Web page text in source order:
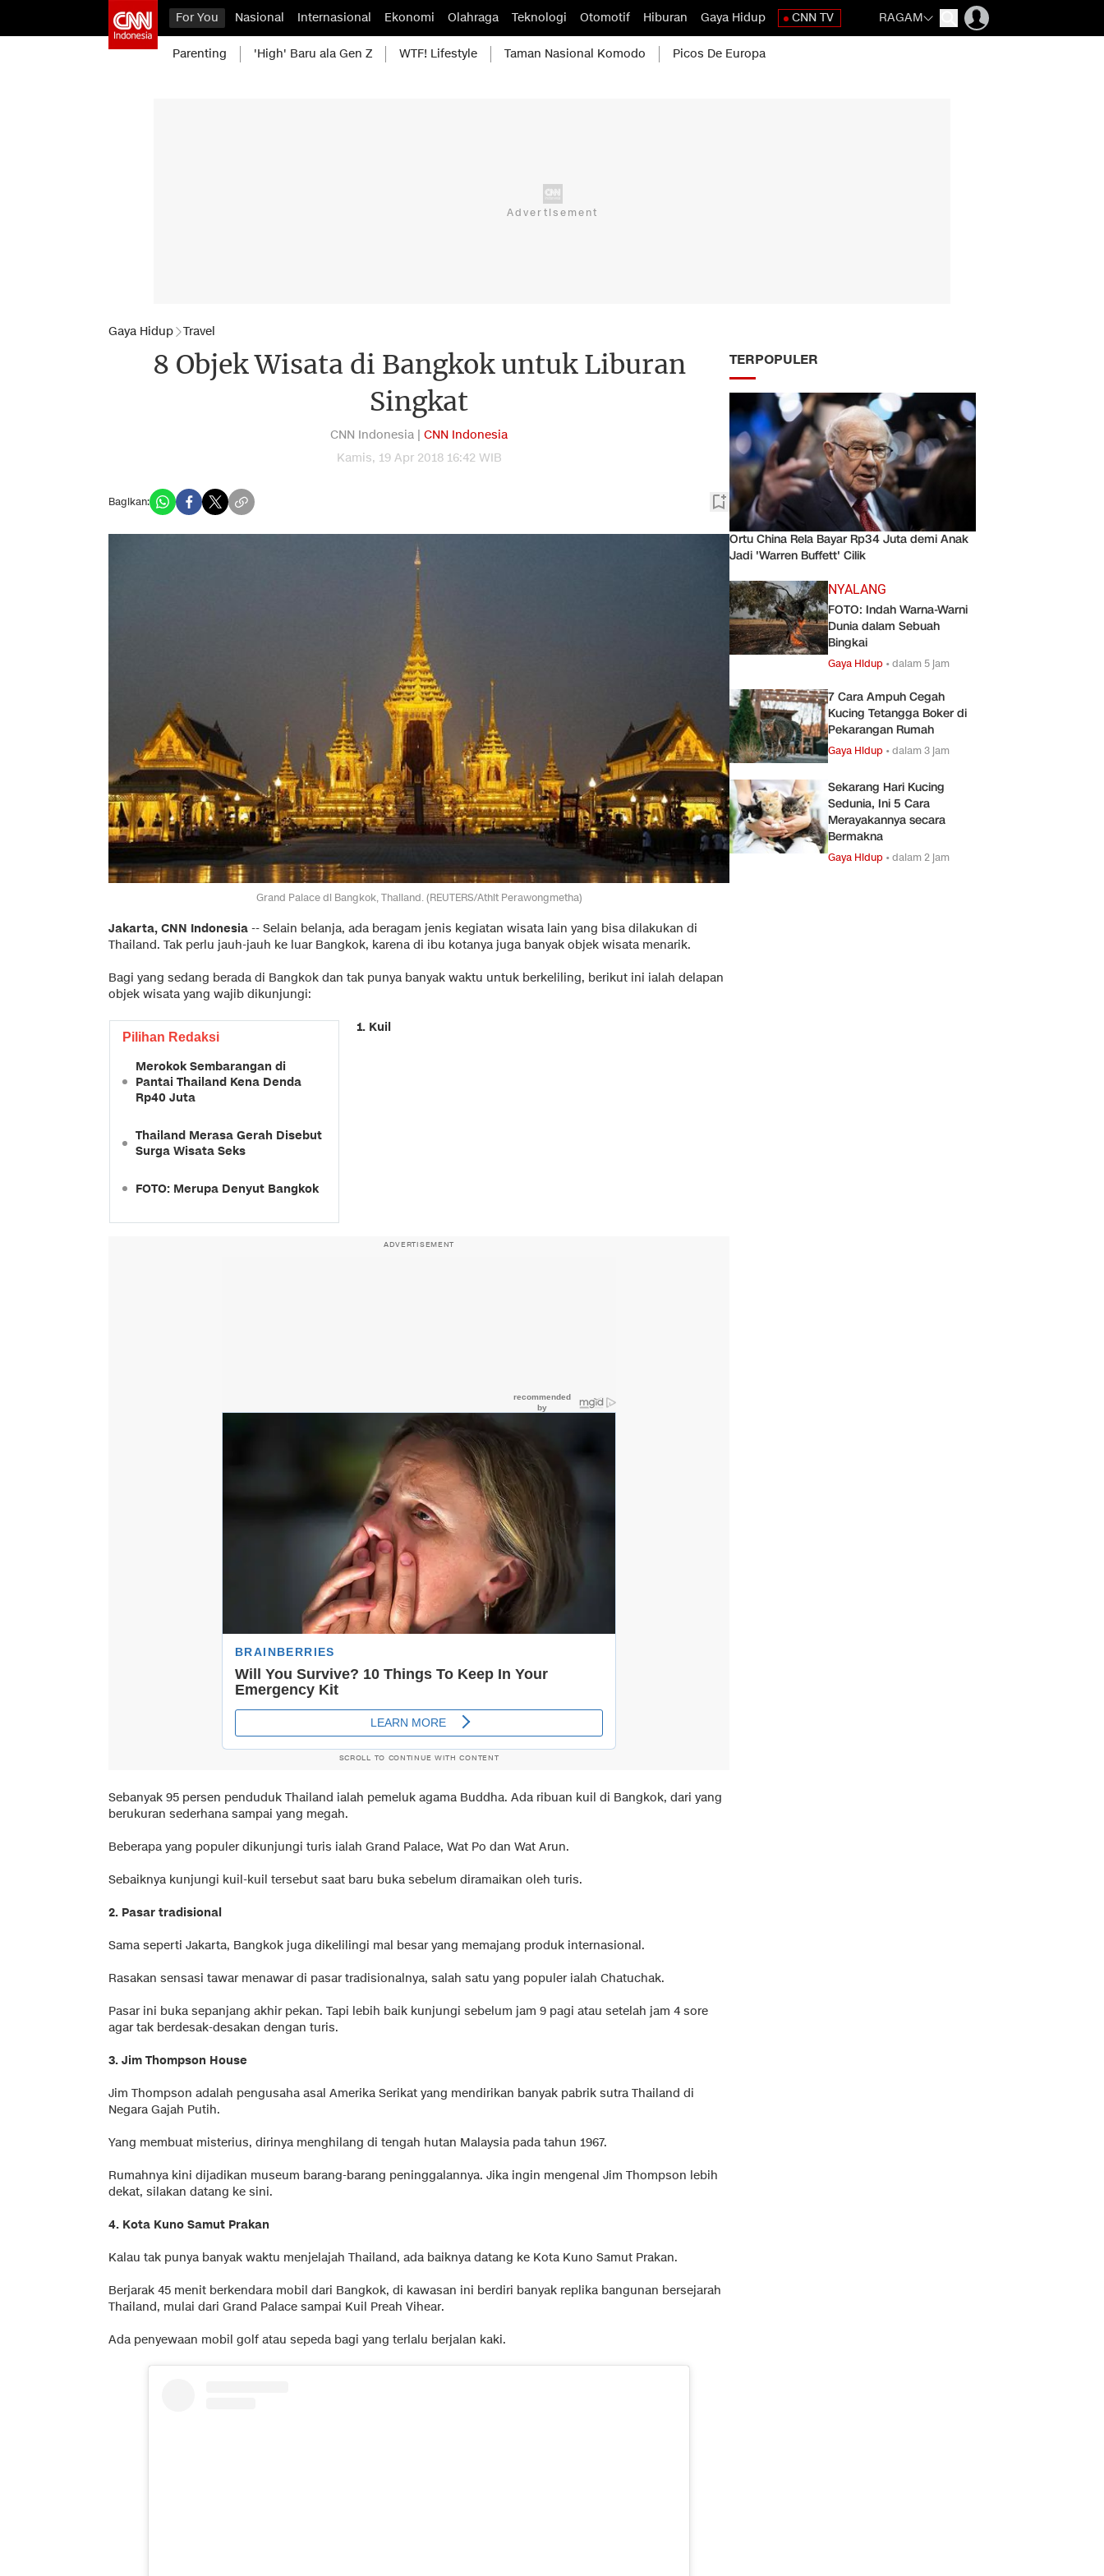
For You Nasional Internasional Ekonomi Olahraga Teknologi Otomotif Hiburan Gaya Hidup CNN TV RAGAM
Parenting 'High' Baru ala Gen Z WTF! Lifestyle Taman Nasional Komodo Picos De Europa
Gaya Hidup Travel
8 Objek Wisata di Bangkok untuk Liburan
Singkat
CNN Indonesia | CNN Indonesia
Kamis, 19 Apr 2018 16:42 WIB
Bagikan:
Grand Palace di Bangkok, Thailand. (REUTERS/Athit Perawongmetha)
Jakarta, CNN Indonesia -- Selain belanja, ada beragam jenis kegiatan wisata lain yang bisa dilakukan di
Thailand. Tak perlu jauh-jauh ke luar Bangkok, karena di ibu kotanya juga banyak objek wisata menarik.
Bagi yang sedang berada di Bangkok dan tak punya banyak waktu untuk berkeliling, berikut ini ialah delapan
objek wisata yang wajib dikunjungi:
Pilihan Redaksi
Merokok Sembarangan di
Pantai Thailand Kena Denda
Rp40 Juta
Thailand Merasa Gerah Disebut
Surga Wisata Seks
FOTO: Merupa Denyut Bangkok
1. Kuil
ADVERTISEMENT
SCROLL TO CONTINUE WITH CONTENT
Sebanyak 95 persen penduduk Thailand ialah pemeluk agama Buddha. Ada ribuan kuil di Bangkok, dari yang
berukuran sederhana sampai yang megah.
Beberapa yang populer dikunjungi turis ialah Grand Palace, Wat Po dan Wat Arun.
Sebaiknya kunjungi kuil-kuil tersebut saat baru buka sebelum diramaikan oleh turis.
2. Pasar tradisional
Sama seperti Jakarta, Bangkok juga dikelilingi mal besar yang memajang produk internasional.
Rasakan sensasi tawar menawar di pasar tradisionalnya, salah satu yang populer ialah Chatuchak.
Pasar ini buka sepanjang akhir pekan. Tapi lebih baik kunjungi sebelum jam 9 pagi atau setelah jam 4 sore
agar tak berdesak-desakan dengan turis.
3. Jim Thompson House
Jim Thompson adalah pengusaha asal Amerika Serikat yang mendirikan banyak pabrik sutra Thailand di
Negara Gajah Putih.
Yang membuat misterius, dirinya menghilang di tengah hutan Malaysia pada tahun 1967.
Rumahnya kini dijadikan museum barang-barang peninggalannya. Jika ingin mengenal Jim Thompson lebih
dekat, silakan datang ke sini.
4. Kota Kuno Samut Prakan
Kalau tak punya banyak waktu menjelajah Thailand, ada baiknya datang ke Kota Kuno Samut Prakan.
Berjarak 45 menit berkendara mobil dari Bangkok, di kawasan ini berdiri banyak replika bangunan bersejarah
Thailand, mulai dari Grand Palace sampai Kuil Preah Vihear.
Ada penyewaan mobil golf atau sepeda bagi yang terlalu berjalan kaki.
TERPOPULER
Ortu China Rela Bayar Rp34 Juta demi Anak
Jadi 'Warren Buffett' Cilik
NYALANG
FOTO: Indah Warna-Warni
Dunia dalam Sebuah
Bingkai
Gaya Hidup •dalam 5 jam
7 Cara Ampuh Cegah
Kucing Tetangga Boker di
Pekarangan Rumah
Gaya Hidup •dalam 3 jam
Sekarang Hari Kucing
Sedunia, Ini 5 Cara
Merayakannya secara
Bermakna
Gaya Hidup •dalam 2 jam